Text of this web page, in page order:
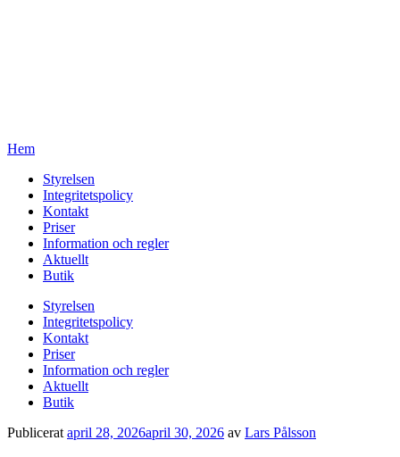
Hem
Styrelsen
Integritetspolicy
Kontakt
Priser
Information och regler
Aktuellt
Butik
Styrelsen
Integritetspolicy
Kontakt
Priser
Information och regler
Aktuellt
Butik
Publicerat april 28, 2026april 30, 2026 av Lars Pålsson